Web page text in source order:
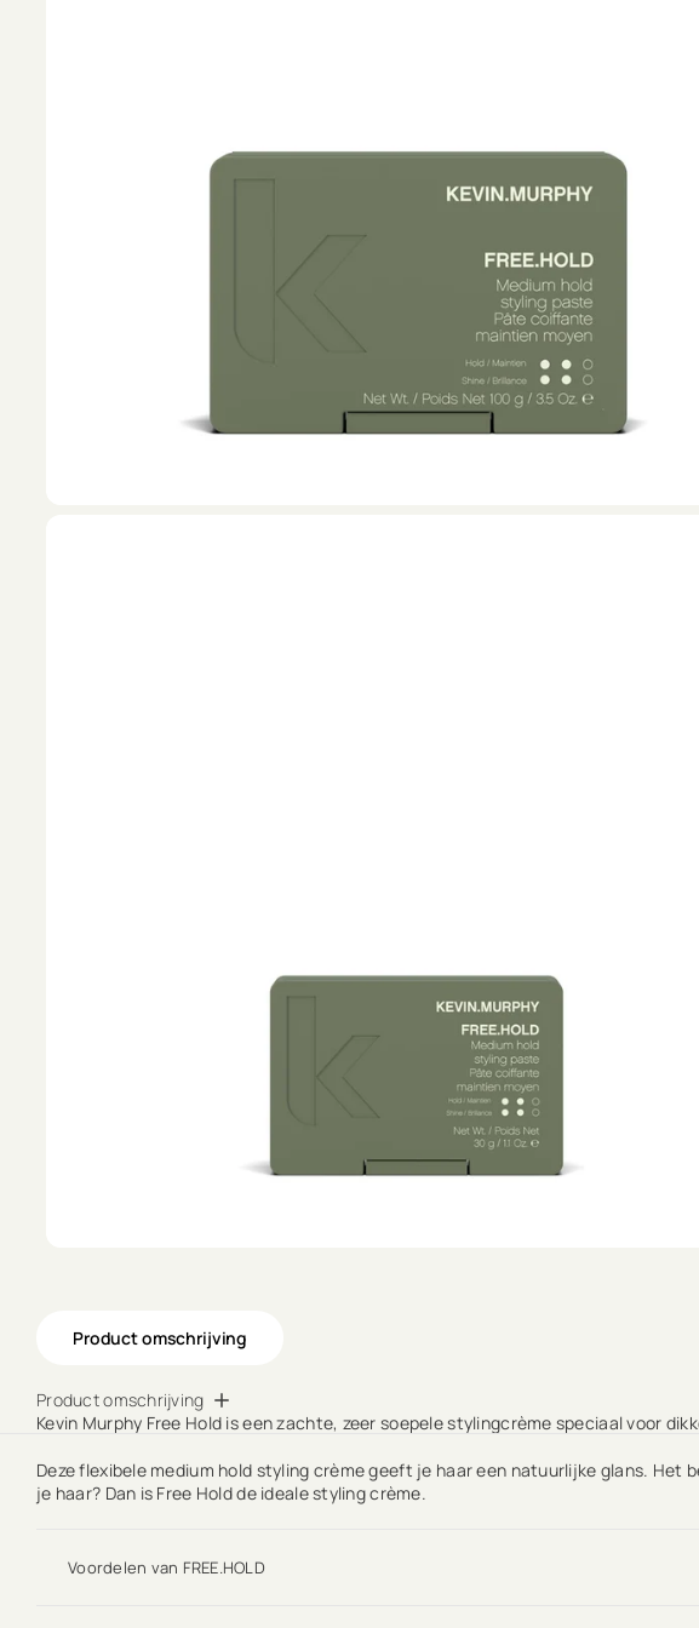
Product omschrijving
Product omschrijving
Kevin Murphy Free Hold is een zachte, zeer soepele stylingcrème speciaal voor
Deze flexibele medium hold styling crème geeft je haar een natuurlijke glans.
je haar? Dan is Free Hold de ideale styling crème.
Voordelen van FREE.HOLD